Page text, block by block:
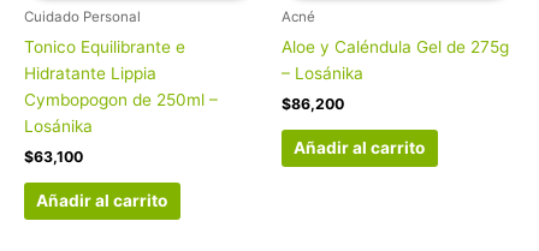
Cuidado Personal
Tonico Equilibrante e
Hidratante Lippia
Cymbopogon de 250ml –
Losánika
$63,100
Añadir al carrito
Acné
Aloe y Caléndula Gel de 275g
– Losánika
$86,200
Añadir al carrito